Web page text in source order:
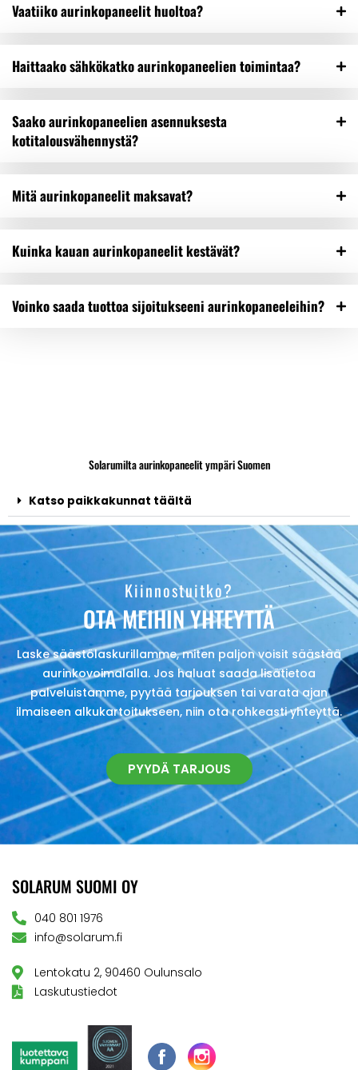
Vaatiiko aurinkopaneelit huoltoa?
Haittaako sähkökatko aurinkopaneelien toimintaa?
Saako aurinkopaneelien asennuksesta
kotitalousvähennystä?
Mitä aurinkopaneelit maksavat?
Kuinka kauan aurinkopaneelit kestävät?
Voinko saada tuottoa sijoitukseeni aurinkopaneeleihin?
Solarumilta aurinkopaneelit ympäri Suomen
Katso paikkakunnat täältä
Kiinnostuitko?
OTA MEIHIN YHTEYTTÄ
Laske säästölaskurillamme, miten paljon voisit säästää
aurinkovoimalalla. Jos haluat saada lisätietoa
palveluistamme, pyytää tarjouksen tai varata ajan
ilmaiseen alkukartoitukseen, niin ota rohkeasti yhteyttä.
PYYDÄ TARJOUS
SOLARUM SUOMI OY
040 801 1976
info@solarum.fi
Lentokatu 2, 90460 Oulunsalo
Laskutustiedot